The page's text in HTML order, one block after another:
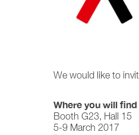
We would like to
Where you will find
Booth G23, Hall 15
5-9 March 2017